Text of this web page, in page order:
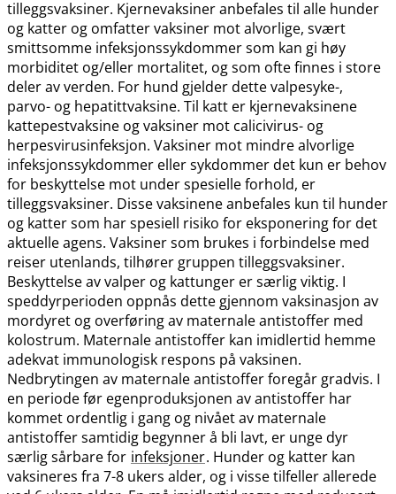
tilleggsvaksiner. Kjernevaksiner anbefales til alle hunder
og katter og omfatter vaksiner mot alvorlige, svært
smittsomme infeksjonssykdommer som kan gi høy
morbiditet og​/​eller mortalitet, og som ofte finnes i store
deler av verden. For hund gjelder dette valpesyke-,
parvo- og hepatittvaksine. Til katt er kjernevaksinene
kattepestvaksine og vaksiner mot calicivirus- og
herpesvirusinfeksjon. Vaksiner mot mindre alvorlige
infeksjonssykdommer eller sykdommer det kun er behov
for beskyttelse mot under spesielle forhold, er
tilleggsvaksiner. Disse vaksinene anbefales kun til hunder
og katter som har spesiell risiko for eksponering for det
aktuelle agens. Vaksiner som brukes i forbindelse med
reiser utenlands, tilhører gruppen tilleggsvaksiner.
Beskyttelse av valper og kattunger er særlig viktig. I
speddyrperioden oppnås dette gjennom vaksinasjon av
mordyret og overføring av maternale antistoffer med
kolostrum. Maternale antistoffer kan imidlertid hemme
adekvat immunologisk respons på vaksinen.
Nedbrytingen av maternale antistoffer foregår gradvis. I
en periode før egenproduksjonen av antistoffer har
kommet ordentlig i gang og nivået av maternale
antistoffer samtidig begynner å bli lavt, er unge dyr
særlig sårbare for infeksjoner. Hunder og katter kan
vaksineres fra 7-8 ukers alder, og i visse tilfeller allerede